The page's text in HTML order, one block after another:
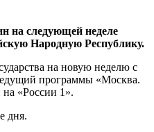
на следующей неделе
Народную Республику.
на новую неделю с
программы «Москва.
«России 1».
дня.